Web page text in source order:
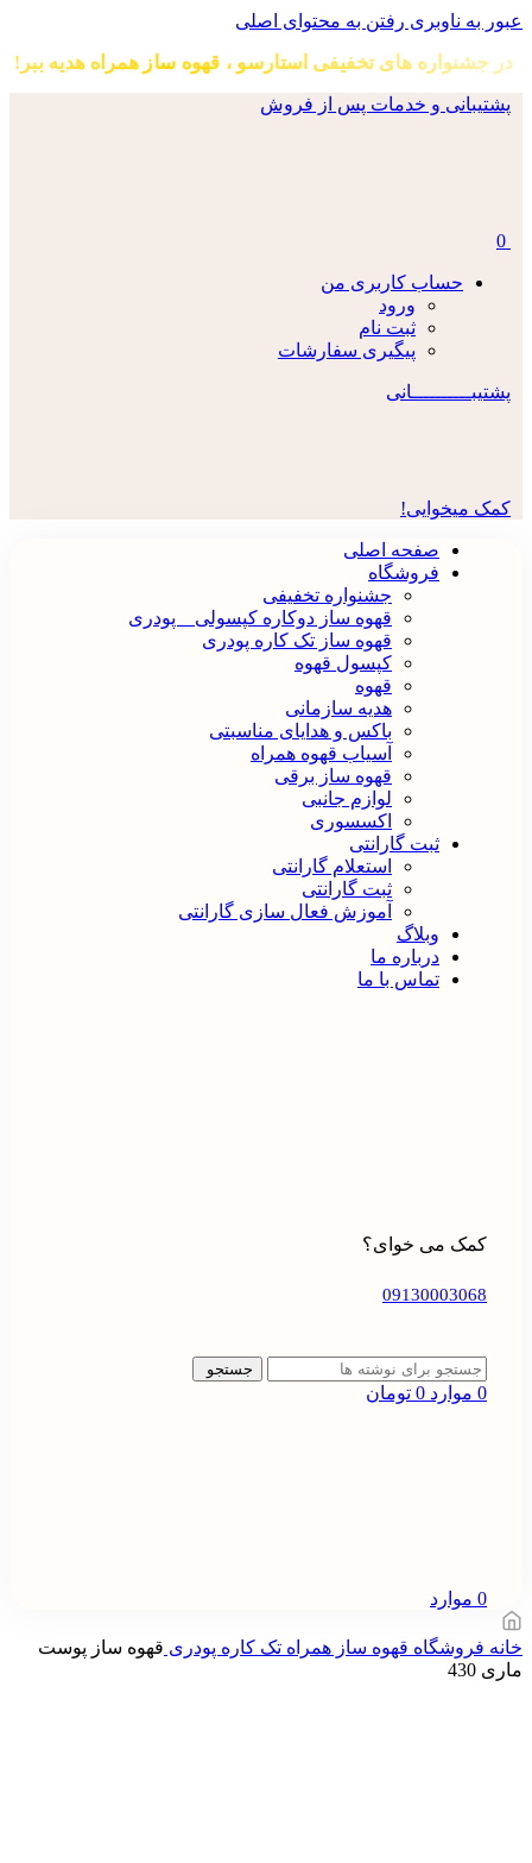
عبور به ناوبری رفتن به محتوای اصلی
در جشنواره های تخفیفی استارسو ، قهوه ساز همراه هدیه ببر!
پشتیبانی و خدمات پس از فروش
0
حساب کاربری من
ورود
ثبت نام
پیگیری سفارشات
پشتیبــــــــــانی
کمک میخوایی!
صفحه اصلی
فروشگاه
جشنواره تخفیفی
قهوه ساز دوکاره کپسولی _ پودری
قهوه‌ ساز تک کاره پودری
کپسول قهوه
قهوه
هدیه سازمانی
باکس و هدایای مناسبتی
آسیاب قهوه همراه
قهوه ساز برقی
لوازم جانبی
اکسسوری
ثبت گارانتی
استعلام گارانتی
ثبت گارانتی
آموزش فعال سازی گارانتی
وبلاگ
درباره ما
تماس با ما
کمک می خوای؟
09130003068
جستجو
0 موارد 0 تومان
0 موارد
خانه فروشگاه قهوه‌ ساز همراه تک کاره پودری قهوه ساز پوست
ماری 430